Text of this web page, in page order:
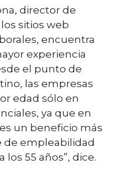
director de
sitios web
encuentra
experiencia
el punto de
las empresas
edad sólo en
ya que en
un beneficio más
de empleabilidad
55 años”, dice.